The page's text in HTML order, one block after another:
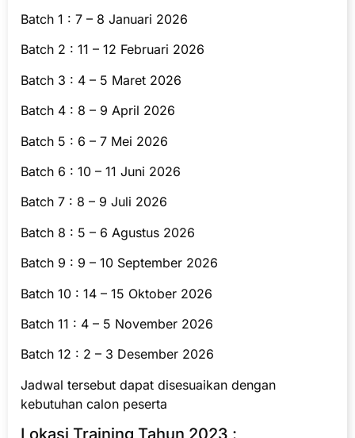
Batch 1 : 7 – 8 Januari 2026
Batch 2 : 11 – 12 Februari 2026
Batch 3 : 4 – 5 Maret 2026
Batch 4 : 8 – 9 April 2026
Batch 5 : 6 – 7 Mei 2026
Batch 6 : 10 – 11 Juni 2026
Batch 7 : 8 – 9 Juli 2026
Batch 8 : 5 – 6 Agustus 2026
Batch 9 : 9 – 10 September 2026
Batch 10 : 14 – 15 Oktober 2026
Batch 11 : 4 – 5 November 2026
Batch 12 : 2 – 3 Desember 2026
Jadwal tersebut dapat disesuaikan dengan
kebutuhan calon peserta
Lokasi Training Tahun 2023 :